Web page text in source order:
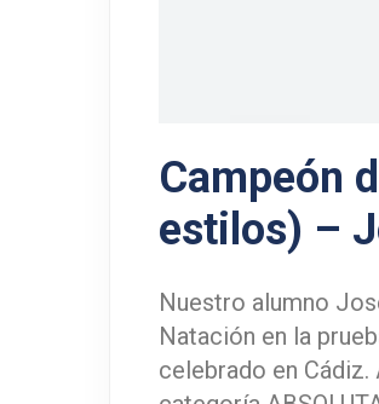
Campeón
estilos) –
Nuestro alumno
Natación en la
celebrado en Cádiz.